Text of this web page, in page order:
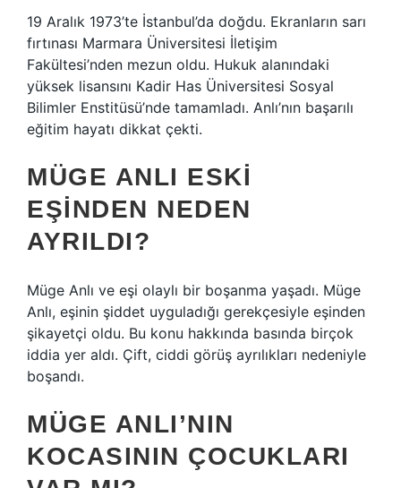
19 Aralık 1973’te İstanbul’da doğdu. Ekranların sarı
fırtınası Marmara Üniversitesi İletişim
Fakültesi’nden mezun oldu. Hukuk alanındaki
yüksek lisansını Kadir Has Üniversitesi Sosyal
Bilimler Enstitüsü’nde tamamladı. Anlı’nın başarılı
eğitim hayatı dikkat çekti.
MÜGE ANLI ESKI
EŞINDEN NEDEN
AYRILDI?
Müge Anlı ve eşi olaylı bir boşanma yaşadı. Müge
Anlı, eşinin şiddet uyguladığı gerekçesiyle eşinden
şikayetçi oldu. Bu konu hakkında basında birçok
iddia yer aldı. Çift, ciddi görüş ayrılıkları nedeniyle
boşandı.
MÜGE ANLI’NIN
KOCASININ ÇOCUKLARI